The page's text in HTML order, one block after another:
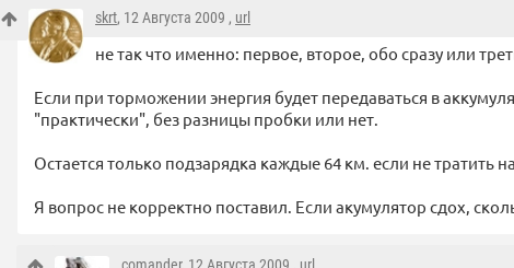
skrt, 12 Августа 2009 , url
не так что именно: первое, второе, обо сразу или
Если при торможении энергия будет передаваться в
"практически", без разницы пробки или нет.
Остается только подзарядка каждые 64 км. если не тратить
Я вопрос не корректно поставил. Если акумулятор сдох,